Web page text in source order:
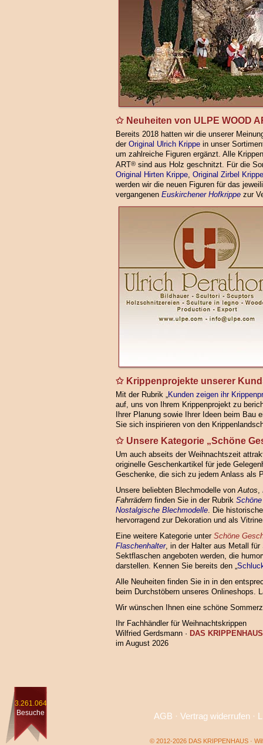
Neuheiten von ULPE WOOD
Bereits 2018 hatten wir die unserer
der Original Ulrich Krippe in unser
um zahlreiche Figuren ergänzt. Alle
ART® sind aus Holz geschnitzt. Für die
Original Hirten Krippe, Original Zirbel Krippe
werden wir die neuen Figuren für das
vergangenen Euskirchener Hofkrippe zur
Krippenprojekte unserer
Mit der Rubrik „Kunden zeigen ihr
auf, uns von Ihrem Krippenprojekt zu
Ihrer Planung sowie Ihrer Ideen beim
Sie sich inspirieren von den
Unsere Kategorie „Schöne
Um auch abseits der Weihnachtszeit
originelle Geschenkartikel für jede
Geschenke, die sich zu jedem Anlass als
Unsere beliebten Blechmodelle vonAutos,
Fahrrädern finden Sie in der Rubrik
Nostalgische Blechmodelle. Die
hervorragend zur Dekoration und als
Eine weitere Kategorie unter Schöne
Flaschenhalter, in der Halter aus Metall für
Sektflaschen angeboten werden, die
darstellen. Kennen Sie bereits den „
Alle Neuheiten finden Sie in in den
beim Durchstöbern unseres Onlineshops.
Wir wünschen Ihnen eine schöne
Ihr Fachhändler für Weihnachtskrippen
Wilfried Gerdsmann · DAS KRIPPENHAUS
im August 2026
3.261.064
Besuche
AGB · Vertrag widerrufen·
© 2012-2026 DAS KRIPPENHAUS ·